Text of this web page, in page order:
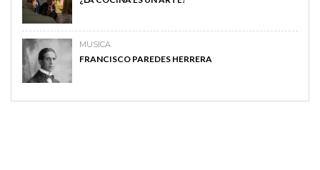
MUSICA
FRANCISCO PAREDES HERRERA